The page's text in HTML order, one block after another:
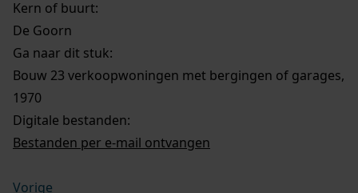
Kern of buurt:
De Goorn
Ga naar dit stuk:
Bouw 23 verkoopwoningen met bergingen of garages,
1970
Digitale bestanden:
Bestanden per e-mail ontvangen
Vorige